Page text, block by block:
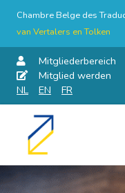
Chambre Belge des
van Vertalers en Tolken
Mitgliederbereich
Mitglied werden
NL
EN FR
Skip
content